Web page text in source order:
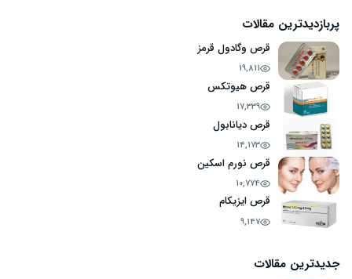
پربازدیدترین مقالات
قرص وگادول قرمز
19,811
قرص هیوتکس
17,339
قرص دیانابول
14,173
قرص نورم اسکین
10,774
قرص ایزیکام
9,147
جدیدترین مقالات